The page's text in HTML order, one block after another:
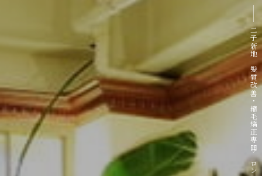
二子新地 髪質改善・縮毛矯正専門サロン